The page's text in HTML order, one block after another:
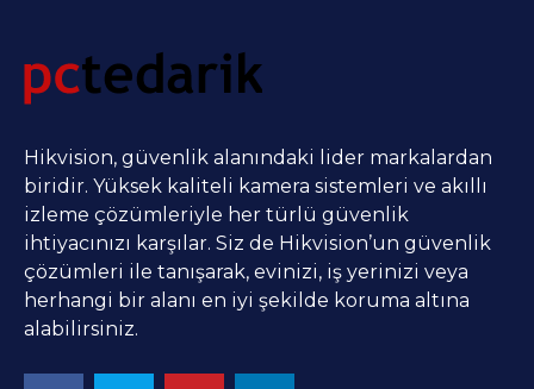
Hikvision, güvenlik alanındaki lider markalardan
biridir. Yüksek kaliteli kamera sistemleri ve akıllı
izleme çözümleriyle her türlü güvenlik
ihtiyacınızı karşılar. Siz de Hikvision’un güvenlik
çözümleri ile tanışarak, evinizi, iş yerinizi veya
herhangi bir alanı en iyi şekilde koruma altına
alabilirsiniz.